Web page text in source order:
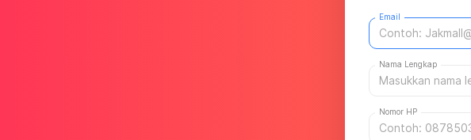
Email
Nama Lengkap
Nomor HP